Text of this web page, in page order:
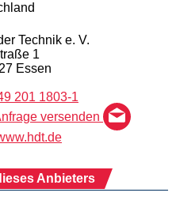
Technik e. V.
1
Essen
201 1803-1
versenden
Anbieters